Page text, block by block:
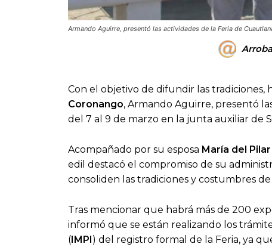
Armando Aguirre, presentó las actividades de la Feria de
Con el objetivo de difundir las tradiciones,
Coronango, Armando Aguirre, presentó
del 7 al 9 de marzo en la junta auxiliar de
Acompañado por su esposa María del
edil destacó el compromiso de su
consoliden las tradiciones y costumbres
Tras mencionar que habrá más de 200
informó que se están realizando los
(IMPI) del registro formal de la Feria, ya